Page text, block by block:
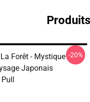
Forêt - Mystique
Japonais
-20%